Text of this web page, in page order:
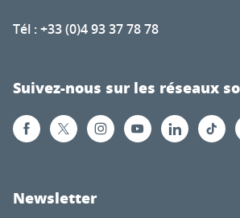
Tél : +33 (0)4 93 37 78 78
Suivez-nous sur les réseaux
Newsletter